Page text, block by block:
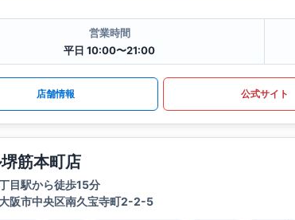
営業時間
平日 10:00〜21:00
店舗情報 公式サイト
筋本町店
目駅から徒歩15分
阪市中央区南久宝寺町2-2-5